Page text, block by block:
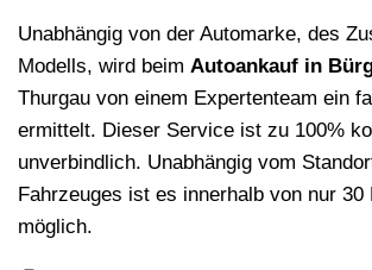
Unabhängig von der Automarke, des
Modells, wird beim Autoankauf in
Thurgau von einem Expertenteam ein
ermittelt. Dieser Service ist zu 100%
unverbindlich. Unabhängig vom
Fahrzeuges ist es innerhalb von nur 30
möglich.